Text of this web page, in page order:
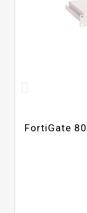
FortiGate